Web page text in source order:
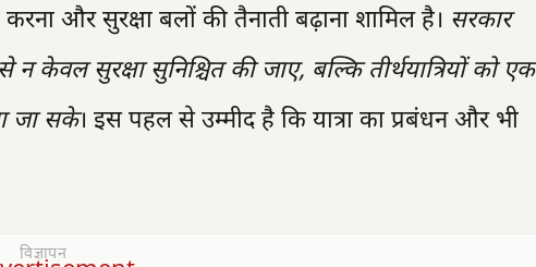
और सुरक्षा बलों की तैनाती बढ़ाना शामिल है। सरकार
सुरक्षा सुनिश्चित की जाए, बल्कि तीर्थयात्रियों को एक
जा सके। इस पहल से उम्मीद है कि यात्रा का प्रबंधन और भी
विज्ञापन